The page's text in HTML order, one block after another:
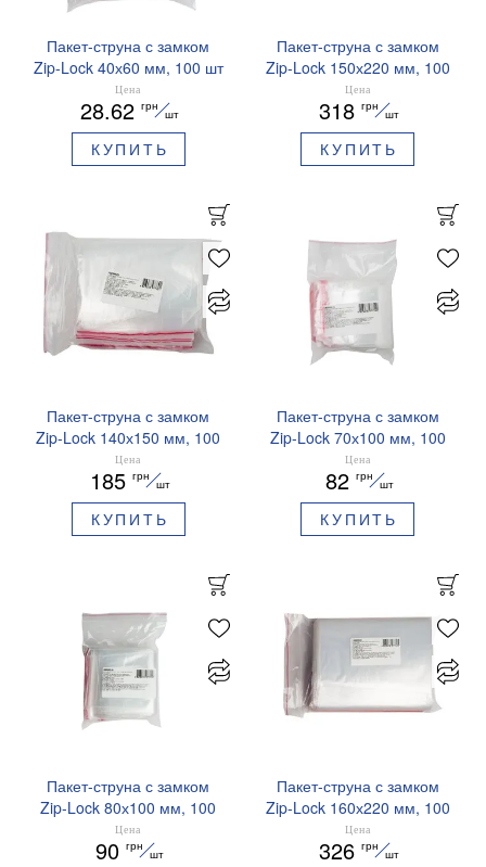
Пакет-струна с замком
Zip-Lock 40х60 мм, 100 шт
BUROCLEAN 10200513
Цена
28.62 грн
шт
КУПИТЬ
Пакет-струна с замком
Zip-Lock 150х220 мм, 100
шт BUROCLEAN 10200522
Цена
318 грн
шт
КУПИТЬ
Пакет-струна с замком
Zip-Lock 140х150 мм, 100
шт BUROCLEAN 10200521
Цена
185 грн
шт
КУПИТЬ
Пакет-струна с замком
Zip-Lock 70х100 мм, 100
шт BUROCLEAN 10200515
Цена
82 грн
шт
КУПИТЬ
Пакет-струна с замком
Zip-Lock 80х100 мм, 100
шт BUROCLEAN 10200516
Цена
90 грн
шт
Пакет-струна с замком
Zip-Lock 160х220 мм, 100
шт BUROCLEAN 10200523
Цена
326 грн
шт